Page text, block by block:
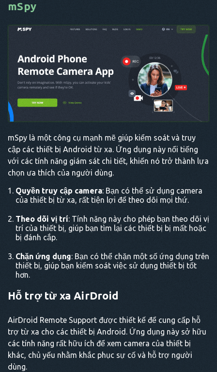
mSpy
mSpy là một công cụ mạnh mẽ giúp kiểm soát và truy
cập các thiết bị Android từ xa. Ứng dụng này nổi tiếng
với các tính năng giám sát chi tiết, khiến nó trở thành lựa
chọn ưa thích của người dùng.
Quyền truy cập camera: Bạn có thể sử dụng camera
của thiết bị từ xa, rất tiện lợi để theo dõi mọi thứ.
Theo dõi vị trí: Tính năng này cho phép bạn theo dõi vị
trí của thiết bị, giúp bạn tìm lại các thiết bị bị mất hoặc
bị đánh cắp.
Chặn ứng dụng: Bạn có thể chặn một số ứng dụng trên
thiết bị, giúp bạn kiểm soát việc sử dụng thiết bị tốt
hơn.
Hỗ trợ từ xa AirDroid
AirDroid Remote Support được thiết kế để cung cấp hỗ
trợ từ xa cho các thiết bị Android. Ứng dụng này sở hữu
các tính năng rất hữu ích để xem camera của thiết bị
khác, chủ yếu nhằm khắc phục sự cố và hỗ trợ người
dùng.